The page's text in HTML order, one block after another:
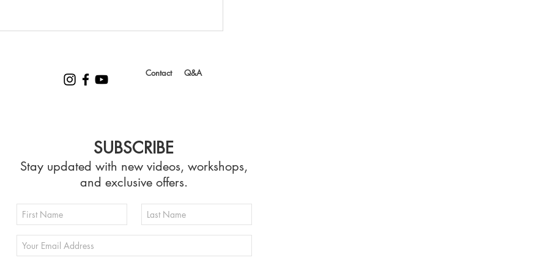
Contact Q&A
SUBSCRIBE
Stay updated with new videos, workshops,
and exclusive offers.